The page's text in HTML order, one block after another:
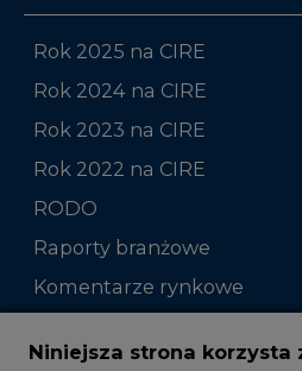
Rok 2025 na CIRE
Rok 2024 na CIRE
Rok 2023 na CIRE
Rok 2022 na CIRE
RODO
Raporty branżowe
Komentarze rynkowe
Zmiany kadrowe na rynku
Niniejsza strona korzysta